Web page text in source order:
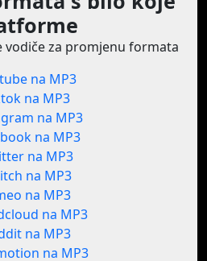
vodiče za promjenu formata
na MP3
na MP3
na MP3
na MP3
na MP3
na MP3
na MP3
na MP3
na MP3
na MP3